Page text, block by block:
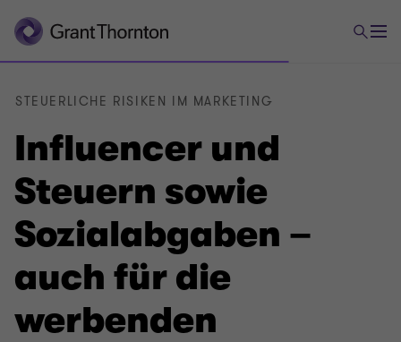
Influencer und
Steuern sowie
Sozialabgaben –
auch für die
werbenden
STEUERLICHE RISIKEN IM MARKETING